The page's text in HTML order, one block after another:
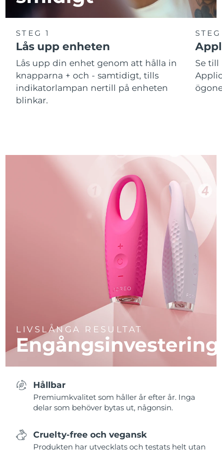
STEG 1
Lås upp enheten
Lås upp din enhet genom att hålla in
knapparna + och - samtidigt, tills
indikatorlampan nertill på enheten
blinkar.
Se
LIVSLÅNGA RESULTAT
Engångsinvestering
Hållbar
Premiumkvalitet som håller år efter år. Inga
delar som behöver bytas ut, någonsin.
Cruelty-free och vegansk
Produkten har utvecklats och testats helt utan